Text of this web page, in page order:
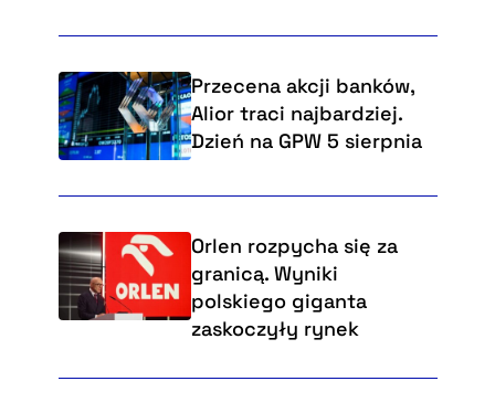
Przecena akcji banków,
Alior traci najbardziej.
Dzień na GPW 5 sierpnia
Orlen rozpycha się za
granicą. Wyniki
polskiego giganta
zaskoczyły rynek